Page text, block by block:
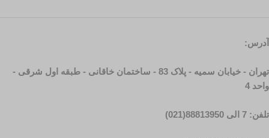
آدرس:
تهران - خیابان سمیه - پلاک 83 - ساختمان خاقانی - طبقه اول شرقی -
واحد 4
تلفن: 7 الی 88813950(021)